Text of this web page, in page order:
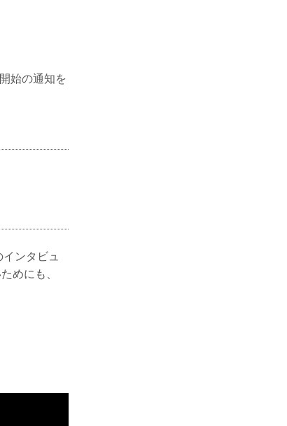
始の通知を
ンタビュ
めにも、